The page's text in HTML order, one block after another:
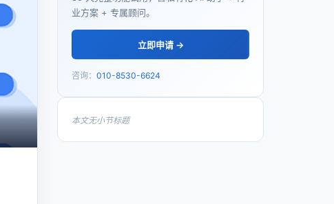
业方案 + 专属顾问。
立即申请 →
咨询： 010-8530-6624
本文无小节标题